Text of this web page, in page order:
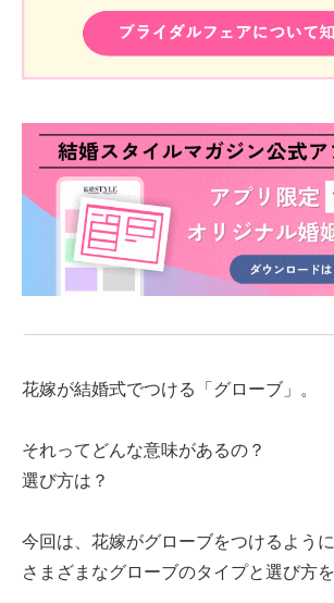
花嫁が結婚式でつける「グローブ」。
それってどんな意味があるの？
選び方は？
今回は、花嫁がグローブをつけるよう
さまざまなグローブのタイプと選び方